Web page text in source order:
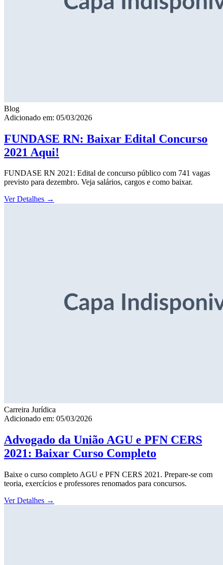
Blog
Adicionado em: 05/03/2026
FUNDASE RN: Baixar Edital Concurso
2021 Aqui!
FUNDASE RN 2021: Edital de concurso público com 741 vagas
previsto para dezembro. Veja salários, cargos e como baixar.
Ver Detalhes →
Carreira Jurídica
Adicionado em: 05/03/2026
Advogado da União AGU e PFN CERS
2021: Baixar Curso Completo
Baixe o curso completo AGU e PFN CERS 2021. Prepare-se com
teoria, exercícios e professores renomados para concursos.
Ver Detalhes →